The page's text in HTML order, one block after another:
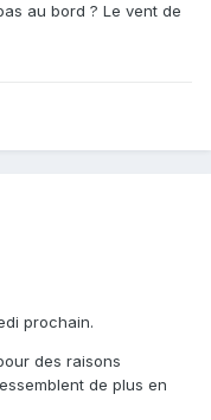
au bord ? Le vent de
prochain.
des raisons
de plus en